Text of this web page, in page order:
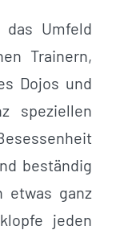
Umfeld
Trainern,
Dojos und
speziellen
beständig
etwas ganz
jeden